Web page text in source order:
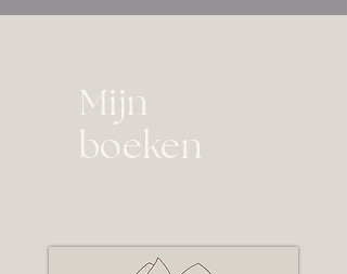
Mijn
boeken